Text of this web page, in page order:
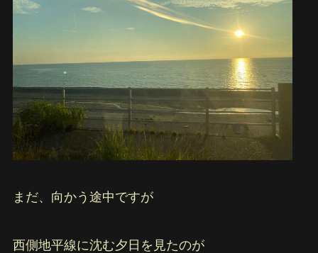
まだ、向かう途中ですが
西側地平線に沈む夕日を見たのが